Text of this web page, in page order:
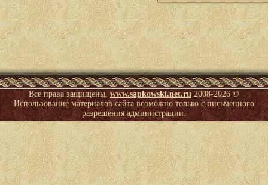
Все права защищены,www.sapkowski.net.ru2008-2026 ©
Использование материалов сайта возможно только с письменного
разрешения администрации.